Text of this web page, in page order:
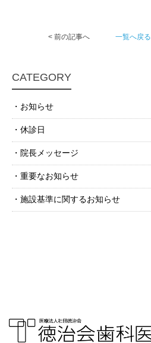
< 前の記事へ 一覧へ戻る
CATEGORY
お知らせ
休診日
院長メッセージ
重要なお知らせ
施設基準に関するお知らせ